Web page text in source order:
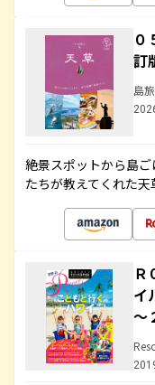
訂
島旅
絶景スポットから島
たちが教えてくれた天
イ
～